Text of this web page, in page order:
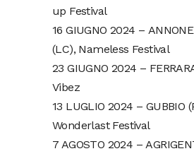
up Festival
16 GIUGNO 2024 –
(LC), Nameless Festival
23 GIUGNO 2024 –
Vibez
13 LUGLIO 2024 – GUBBIO
Wonderlast Festival
7 AGOSTO 2024 –